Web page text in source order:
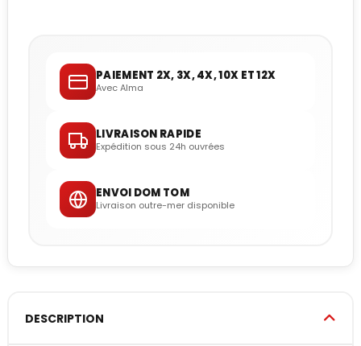
PAIEMENT 2X, 3X, 4X, 10X ET 12X
Avec Alma
LIVRAISON RAPIDE
Expédition sous 24h ouvrées
ENVOI DOM TOM
Livraison outre-mer disponible
DESCRIPTION